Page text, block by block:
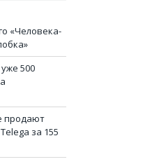
«Человека-
500
продают
за 155